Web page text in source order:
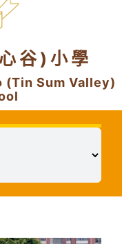
谷)小學
(Tin Sum Valley)